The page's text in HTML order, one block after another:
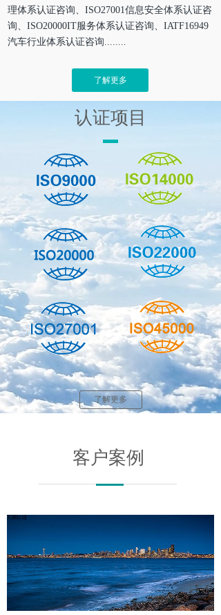
了解更多
理体系认证咨询、ISO27001信息安全体系认证咨
询、ISO20000IT服务体系认证咨询、 IATF16949
汽车行业体系认证咨询........
了解更多
认证项目
客户案例